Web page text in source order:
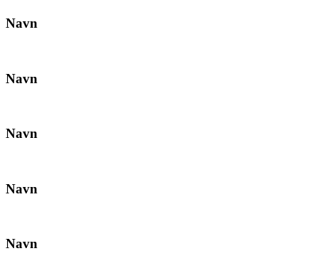
Navn
Navn
Navn
Navn
Navn